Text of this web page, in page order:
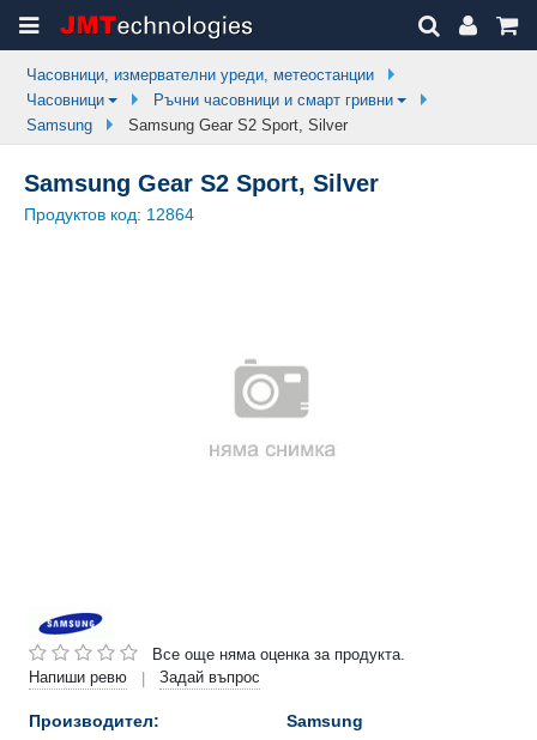
Часовници, измервателни уреди, метеостанции
Часовници
Ръчни часовници и смарт гривни
Samsung
Samsung Gear S2 Sport, Silver
Samsung Gear S2 Sport, Silver
Продуктов код: 12864
Все още няма оценка за продукта.
Напиши ревю
| Задай въпрос
Производител:
Samsung